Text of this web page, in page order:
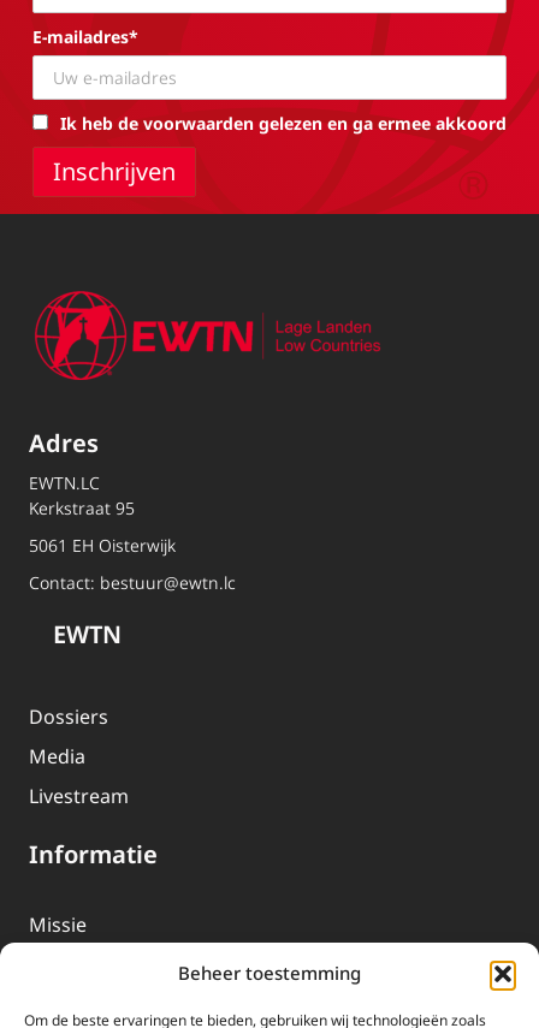
Beheer toestemming
Om de beste ervaringen te bieden, gebruiken wij technologieën zoals
E-mailadres*
Ik heb de voorwaarden gelezen en ga ermee akkoord
Adres
EWTN.LC
Kerkstraat 95
5061 EH Oisterwijk
Contact: bestuur@ewtn.lc
EWTN
Dossiers
Media
Livestream
Informatie
Missie